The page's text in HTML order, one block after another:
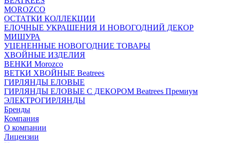
MOROZCO
ОСТАТКИ КОЛЛЕКЦИИ
ЕЛОЧНЫЕ УКРАШЕНИЯ И НОВОГОДНИЙ ДЕКОР
МИШУРА
УЦЕНЕННЫЕ НОВОГОДНИЕ ТОВАРЫ
ХВОЙНЫЕ ИЗДЕЛИЯ
ВЕНКИ Morozco
ВЕТКИ ХВОЙНЫЕ Beatrees
ГИРЛЯНДЫ ЕЛОВЫЕ
ГИРЛЯНДЫ ЕЛОВЫЕ С ДЕКОРОМ Beatrees Премиум
ЭЛЕКТРОГИРЛЯНДЫ
Бренды
Компания
О компании
Лицензии